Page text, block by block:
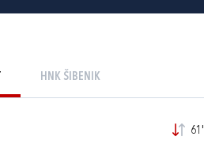
HNK ŠIBENIK
61'